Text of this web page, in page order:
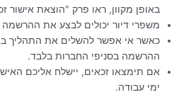
באופן מקוון, ראו פרק "הוצאת אישור
משפרי דיור יכולים לבצע את
כאשר אי אפשר להשלים את התהליך
ההרשמה בסניפי החברות בלבד.
ימי עבודה.